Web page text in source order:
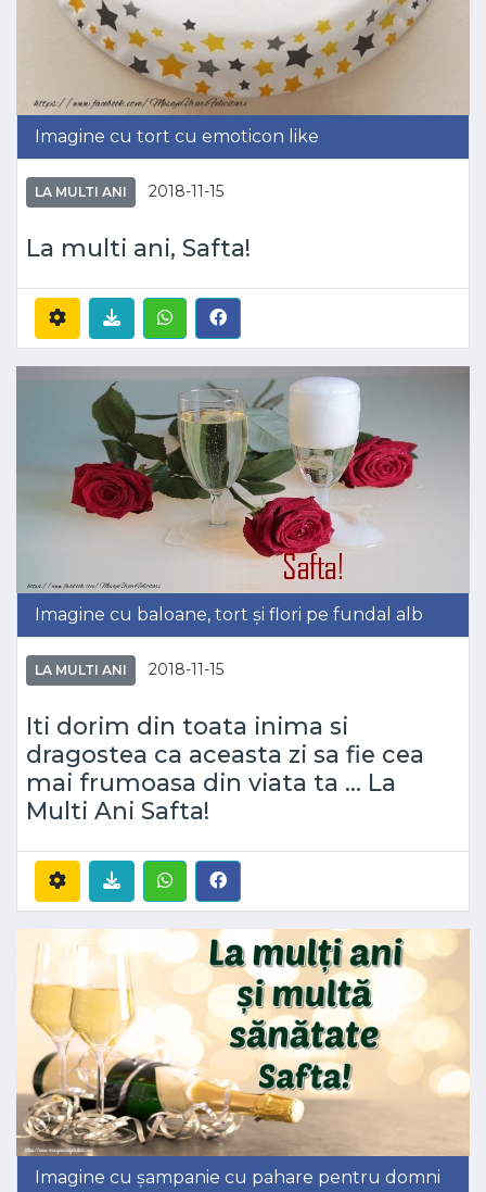
Imagine cu tort cu emoticon like
LA MULTI ANI 2018-11-15
La multi ani, Safta!
Imagine cu baloane, tort și flori pe fundal alb
LA MULTI ANI 2018-11-15
Iti dorim din toata inima si
dragostea ca aceasta zi sa fie cea
mai frumoasa din viata ta ... La
Multi Ani Safta!
Imagine cu șampanie cu pahare pentru domni